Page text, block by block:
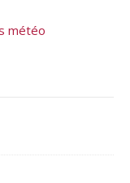
météo